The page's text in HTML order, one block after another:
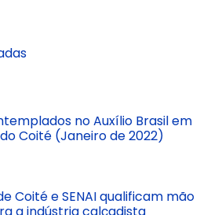
no Auxílio Brasil em
Coité (Janeiro de 2022)
Coité e SENAI qualificam mão